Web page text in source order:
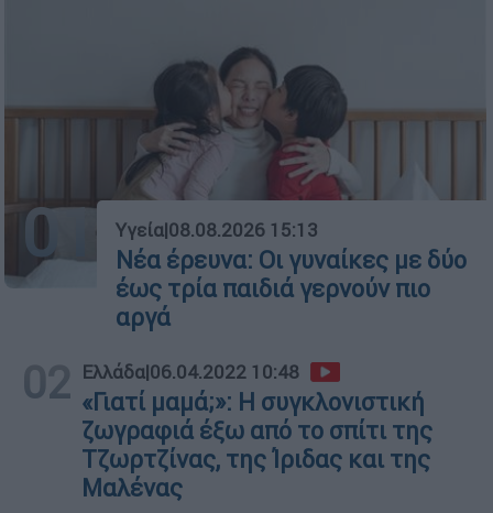
01 Υγεία|08.08.2026 15:13
Νέα έρευνα: Οι γυναίκες με δύο
έως τρία παιδιά γερνούν πιο
αργά
02 Ελλάδα|06.04.2022 10:48
«Γιατί μαμά;»: Η συγκλονιστική
ζωγραφιά έξω από το σπίτι της
Τζωρτζίνας, της Ίριδας και της
Μαλένας